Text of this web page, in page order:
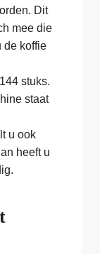
Dit
mee die
de koffie
stuks.
staat
u ook
heeft u